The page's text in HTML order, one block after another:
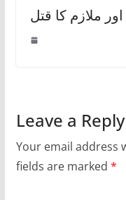
ملازم کا قتل
Leave a Reply
Your email address
fields are marked *